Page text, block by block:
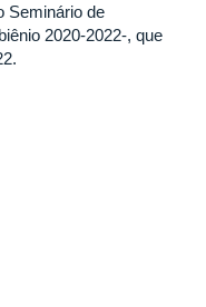
Seminário de
2020-2022-, que